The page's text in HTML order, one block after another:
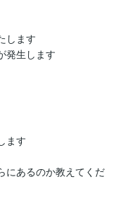
します
発生します
ます
にあるのか教えてくだ